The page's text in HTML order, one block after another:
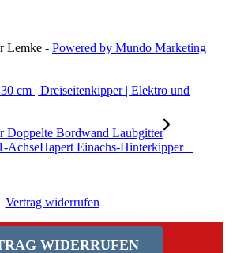
Lemke - Powered by Mundo Marketing
cm | Dreiseitenkipper | Elektro und
Hapert Einachs-Hinterkipper +
Vertrag widerrufen
WIDERRUFEN